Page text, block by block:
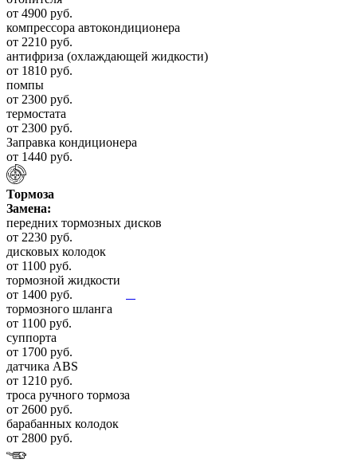
от 4900 руб.
компрессора автокондиционера
от 2210 руб.
антифриза (охлаждающей жидкости)
от 1810 руб.
помпы
от 2300 руб.
термостата
от 2300 руб.
Заправка кондиционера
от 1440 руб.
Тормоза
Замена:
передних тормозных дисков
от 2230 руб.
дисковых колодок
от 1100 руб.
тормозной жидкости
от 1400 руб.
тормозного шланга
от 1100 руб.
суппорта
от 1700 руб.
датчика ABS
от 1210 руб.
троса ручного тормоза
от 2600 руб.
барабанных колодок
от 2800 руб.